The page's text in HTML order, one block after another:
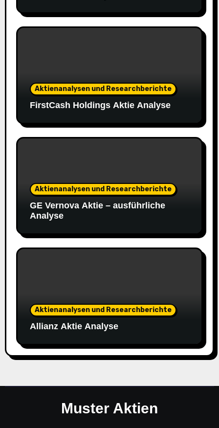
Aktienanalysen und Researchberichte
FirstCash Holdings Aktie Analyse
Aktienanalysen und Researchberichte
GE Vernova Aktie – ausführliche
Analyse
Aktienanalysen und Researchberichte
Allianz Aktie Analyse
Muster Aktien